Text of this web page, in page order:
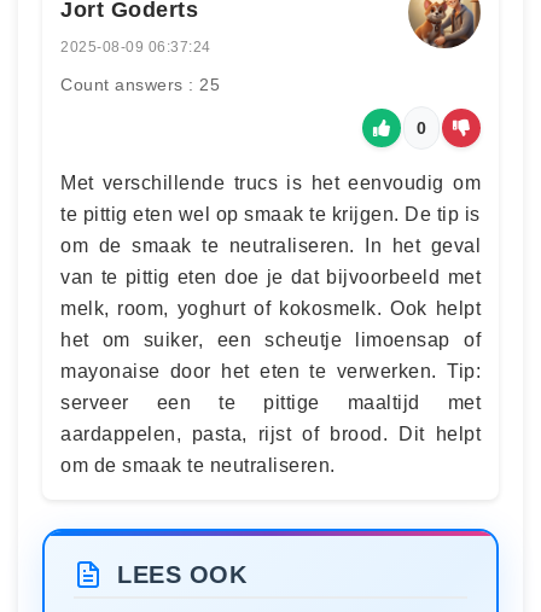
Jort Goderts
2025-08-09 06:37:24
Count answers : 25
0
Met verschillende trucs is het eenvoudig om
te pittig eten wel op smaak te krijgen. De tip is
om de smaak te neutraliseren. In het geval
van te pittig eten doe je dat bijvoorbeeld met
melk, room, yoghurt of kokosmelk. Ook helpt
het om suiker, een scheutje limoensap of
mayonaise door het eten te verwerken. Tip:
serveer een te pittige maaltijd met
aardappelen, pasta, rijst of brood. Dit helpt
om de smaak te neutraliseren.
LEES OOK